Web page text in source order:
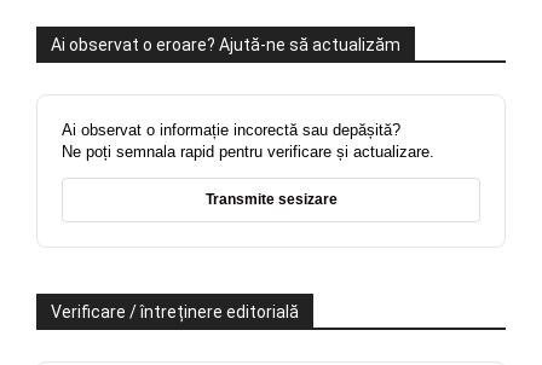
Ai observat o eroare? Ajută-ne să actualizăm
Ai observat o informație incorectă sau depășită?
Ne poți semnala rapid pentru verificare și actualizare.
Transmite sesizare
Verificare / întreținere editorială